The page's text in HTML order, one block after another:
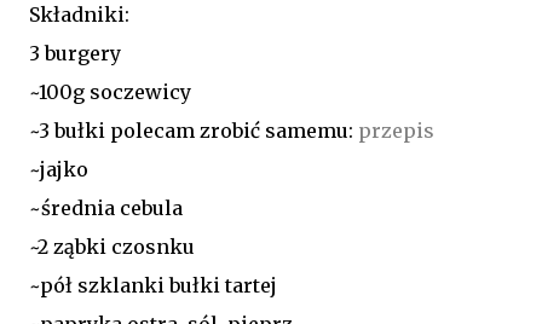
Składniki:
3 burgery
~100g soczewicy
~3 bułki polecam zrobić samemu: przepis
~jajko
~średnia cebula
~2 ząbki czosnku
~pół szklanki bułki tartej